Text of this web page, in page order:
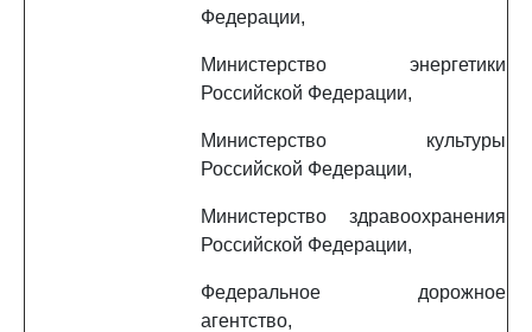
Федерации,
Министерство энергетики
Российской Федерации,
Министерство культуры
Российской Федерации,
Министерство здравоохранения
Российской Федерации,
Федеральное дорожное
агентство,